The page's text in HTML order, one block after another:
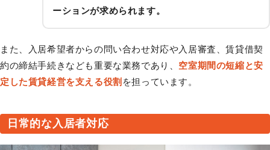
ーションが求められます。
また、入居希望者からの問い合わせ対応や入居審査、賃貸借契
約の締結手続きなども重要な業務であり、 空室期間の短縮と安
定した賃貸経営を支える役割 を担っています。
日常的な入居者対応